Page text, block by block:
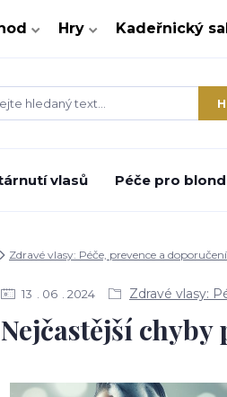
Hry Kadeřnický
vlasů Péče pro
Zdravé vlasy: Péče, prevence a doporučení
13 06 2024 Zdravé vlasy:
Nejčastější